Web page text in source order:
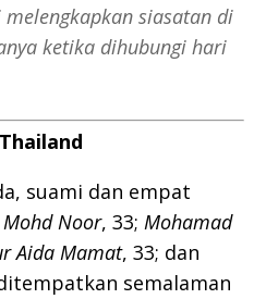
siasatan di
ketika dihubungi hari
suami dan empat
Noor, 33; Mohamad
Aida Mamat, 33; dan
semalaman